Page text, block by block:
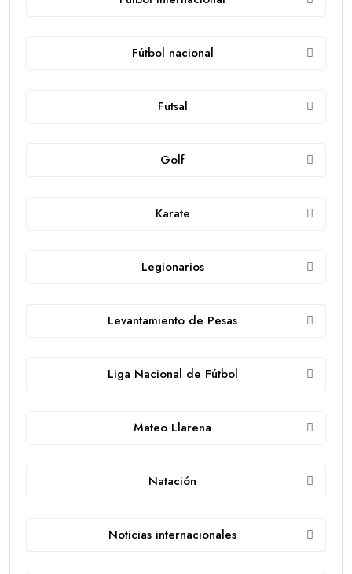
Fútbol nacional
Futsal
Golf
Karate
Legionarios
Levantamiento de Pesas
Liga Nacional de Fútbol
Mateo Llarena
Natación
Noticias internacionales